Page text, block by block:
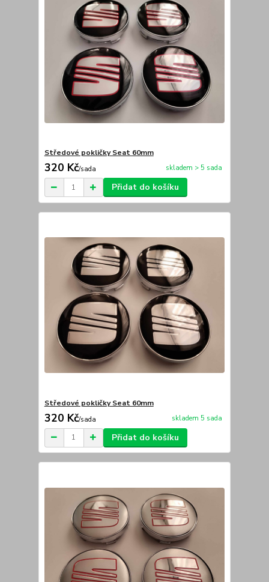
Středové pokličky Seat 60mm
320 Kč/sada skladem > 5 sada
Přidat do košíku
Středové pokličky Seat 60mm
320 Kč/sada skladem 5 sada
Přidat do košíku